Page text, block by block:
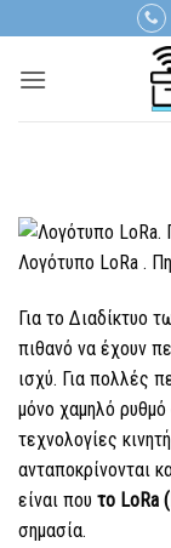
στο
περιεχόμενο
Λογότυπο LoRa .
Για το Διαδίκτυο
πιθανό να έχουν
ισχύ. Για πολλές
μόνο χαμηλό
τεχνολογίες
ανταποκρίνονται
είναι που το LoRa
σημασία.